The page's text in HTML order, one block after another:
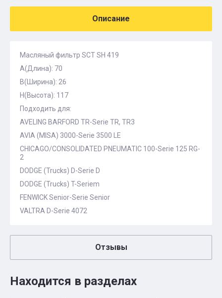
Описание
Масляный фильтр SCT SH 419
A(Длина): 70
B(Ширина): 26
H(Высота): 117
Подходить для:
AVELING BARFORD TR-Serie TR, TR3
AVIA (MISA) 3000-Serie 3500 LE
CHICAGO/CONSOLIDATED PNEUMATIC 100-Serie 125 RG-
2
DODGE (Trucks) D-Serie D
DODGE (Trucks) T-Seriem
FENWICK Senior-Serie Senior
VALTRA D-Serie 4072
Отзывы
Находится в разделах